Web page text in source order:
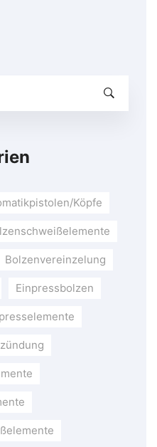
Köpfe
Bolzenvereinzelung
Einpressbolzen